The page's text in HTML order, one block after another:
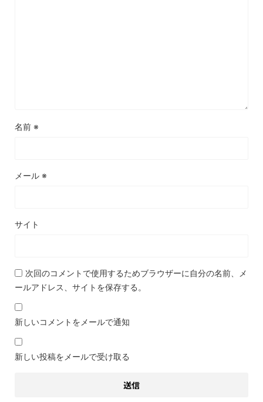
名前 ※
メール ※
サイト
次回のコメントで使用するためブラウザーに自分の名前、メ
ールアドレス、サイトを保存する。
新しいコメントをメールで通知
新しい投稿をメールで受け取る